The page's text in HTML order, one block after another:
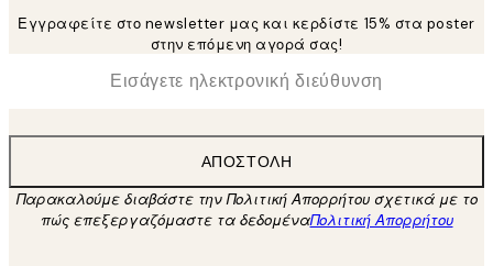
Εγγραφείτε στο newsletter μας και κερδίστε 15% στα poster
στην επόμενη αγορά σας!
Ηλεκτρονική Διεύθυνση
ΑΠΟΣΤΟΛΉ
Παρακαλούμε διαβάστε την Πολιτική Απορρήτου σχετικά με το
πώς επεξεργαζόμαστε τα δεδομέναΠολιτική Απορρήτου